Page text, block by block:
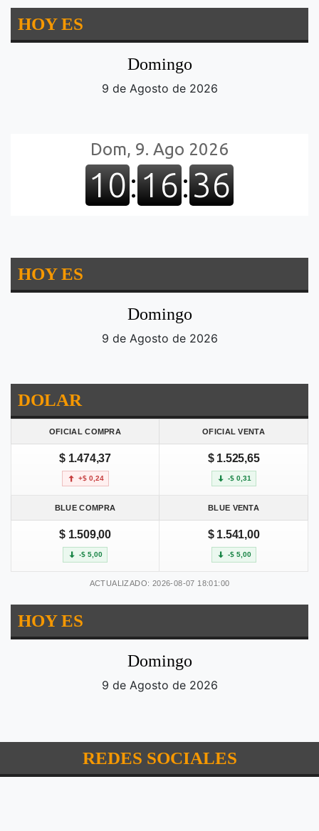
HOY ES
Domingo
9 de Agosto de 2026
HOY ES
Domingo
9 de Agosto de 2026
DOLAR
OFICIAL COMPRA OFICIAL VENTA
$ 1.474,37
+$ 0,24
$ 1.525,65
-$ 0,31
BLUE COMPRA BLUE VENTA
$ 1.509,00
-$ 5,00
$ 1.541,00
-$ 5,00
ACTUALIZADO: 2026-08-07 18:01:00
HOY ES
Domingo
9 de Agosto de 2026
REDES SOCIALES